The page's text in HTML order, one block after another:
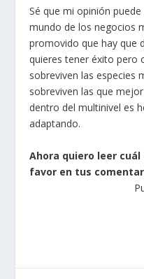
Sé que mi opinión
mundo de los negocios
promovido que hay que
quieres tener éxito pero
sobreviven las especies
sobreviven las que
dentro del multinivel es
adaptando.
Ahora quiero leer
favor en tus